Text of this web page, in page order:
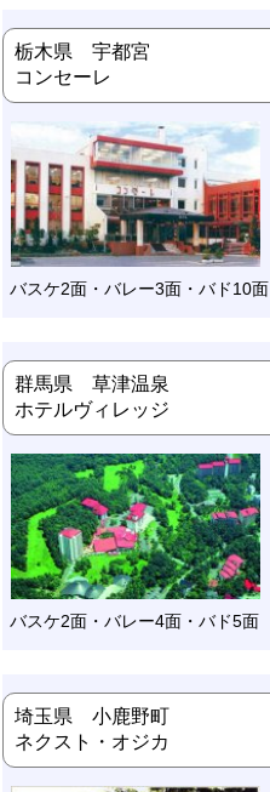
栃木県 宇都宮
コンセーレ
バスケ2面・バレー3面・バド10面
群馬県 草津温泉
ホテルヴィレッジ
バスケ2面・バレー4面・バド5面
埼玉県 小鹿野町
ネクスト・オジカ